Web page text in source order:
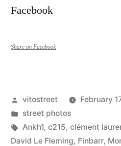
Facebook
Share on Facebook
Posted
by
vitostreet
February
Posted
in
street photos
Tags:
Ankh1, c215, clément
David Le Fleming, Finbarr,